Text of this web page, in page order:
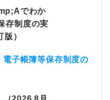
子帳簿等保存制度の